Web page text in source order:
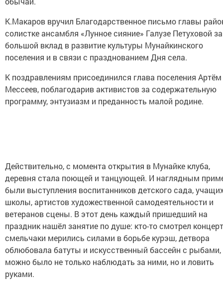
К.Макаров вручил Благодарственное письмо главы
солистке ансамбля «Лунное сияние» Галузе Петуховой за
большой вклад в развитие культуры Мунайкинского
поселения и в связи с празднованием Дня села.
К поздравлениям присоединился глава поселения Артём
Мессеев, поблагодарив активистов за содержательную
программу, энтузиазм и преданность малой родине.
Действительно, с момента открытия в Мунайке клуба,
деревня стала поющей и танцующей. И наглядным
были выступления воспитанников детского сада,
школы, артистов художественной самодеятельности и
ветеранов сцены. В этот день каждый пришедший на
праздник нашёл занятие по душе: кто-то смотрел
смельчаки мерились силами в борьбе курэш, детвора
облюбовала батуты и искусственный бассейн с рыбами,
можно было не только наблюдать за ними, но и ловить
руками.